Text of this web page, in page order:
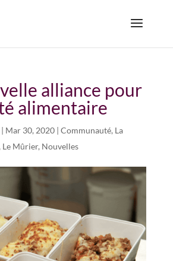
alliance pour
alimentaire
| Mar 30, 2020| Communauté, La
Le Mûrier, Nouvelles